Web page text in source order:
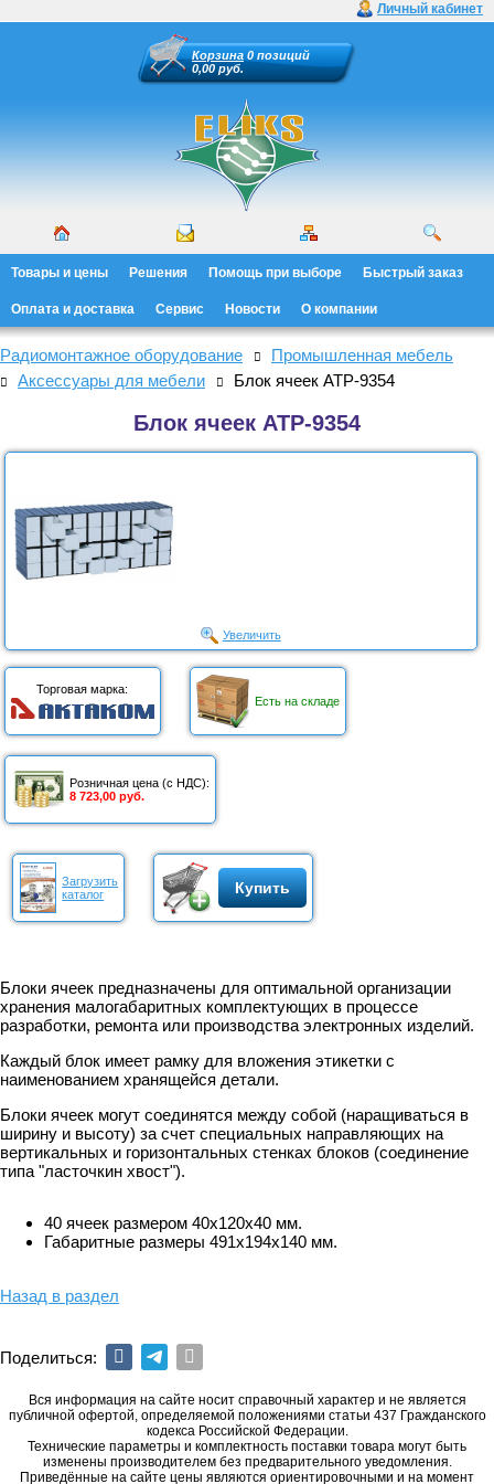
Личный кабинет
Корзина 0 позиций
0,00 руб.
Товары и цены Решения Помощь при выборе Быстрый заказ
Оплата и доставка Сервис Новости О компании
Радиомонтажное оборудование
Промышленная мебель
Аксессуары для мебели
Блок ячеек АТР-9354
Блок ячеек АТР-9354
Увеличить
Торговая марка:
Есть на складе
Розничная цена (с НДС):
8 723,00 руб.
Загрузить
каталог
Купить
Блоки ячеек предназначены для оптимальной организации
хранения малогабаритных комплектующих в процессе
разработки, ремонта или производства электронных изделий.
Каждый блок имеет рамку для вложения этикетки с
наименованием хранящейся детали.
Блоки ячеек могут соединятся между собой (наращиваться в
ширину и высоту) за счет специальных направляющих на
вертикальных и горизонтальных стенках блоков (соединение
типа "ласточкин хвост").
40 ячеек размером 40x120x40 мм.
Габаритные размеры 491х194х140 мм.
Назад в раздел
Поделиться:
Вся информация на сайте носит справочный характер и не является
публичной офертой, определяемой положениями статьи 437 Гражданского
кодекса Российской Федерации.
Технические параметры и комплектность поставки товара могут быть
изменены производителем без предварительного уведомления.
Приведённые на сайте цены являются ориентировочными и на момент